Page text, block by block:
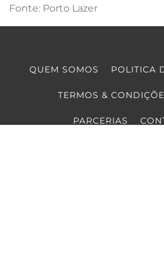
Fonte: Porto Lazer
QUEM SOMOS POLITICA
TERMOS &
PARCERIAS